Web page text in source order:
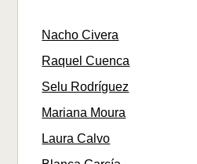
Nacho Civera
Raquel Cuenca
Selu Rodríguez
Mariana Moura
Laura Calvo